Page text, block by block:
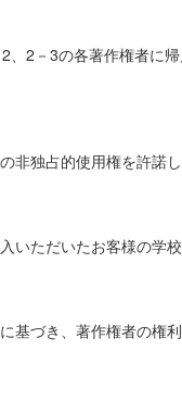
2－3の各著作権者に帰
独占的使用権を許諾
ただいたお客様の学
づき、著作権者の権